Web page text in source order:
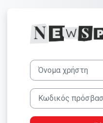
Μετάβαση για να
Όνομα χρήστη
Κωδικός πρόσβασης